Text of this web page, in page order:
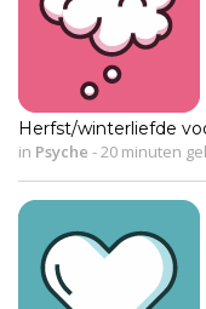
Herfst/winterliefde
in Psyche - 20 minuten